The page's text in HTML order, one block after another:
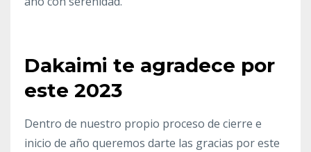
Dakaimi te agradece por
este 2023
Dentro de nuestro propio proceso de cierre e
inicio de año queremos darte las gracias por este